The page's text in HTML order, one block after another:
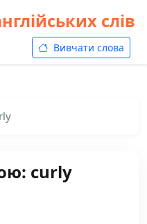
слів
Вивчати слова
curly